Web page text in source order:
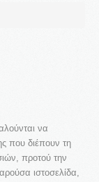
κάνουμε
Ελλάδα.
να
που διέπουν τη
προτού την
ιστοσελίδα,